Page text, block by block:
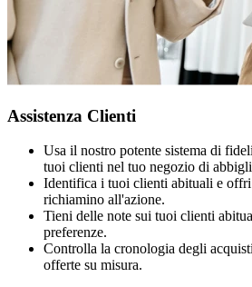
Assistenza Clienti
Usa il nostro potente sistema di
tuoi clienti nel tuo negozio di
Identifica i tuoi clienti abituali e
richiamino all'azione.
Tieni delle note sui tuoi clienti
preferenze.
Controlla la cronologia degli
offerte su misura.